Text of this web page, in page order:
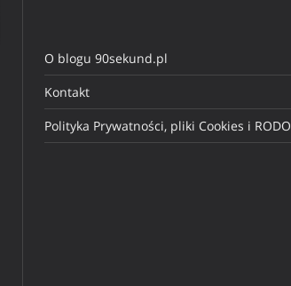
O blogu 90sekund.pl
Kontakt
Polityka Prywatności, pliki Cookies i RODO